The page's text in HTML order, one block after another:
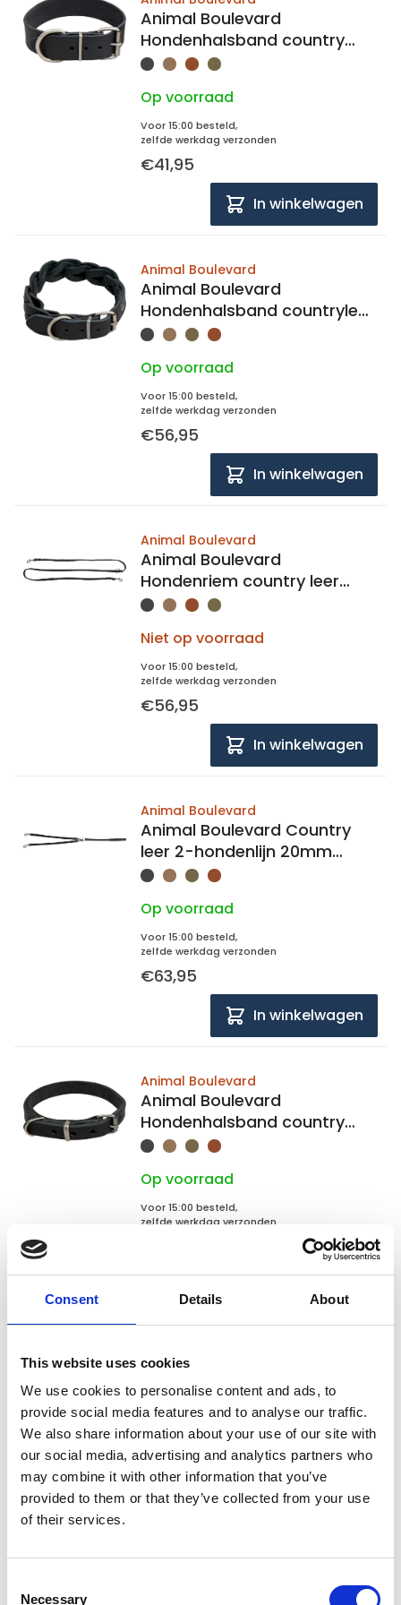
Consent Details About
This website uses cookies
We use cookies to personalise content and ads, to
provide social media features and to analyse our traffic.
We also share information about your use of our site with
our social media, advertising and analytics partners who
may combine it with other information that you’ve
provided to them or that they’ve collected from your use
of their services.
Necessary
Animal Boulevard
Hondenhalsband country
leer 40mm breed, 57-65cm
Op voorraad
Voor 15:00 besteld,
zelfde werkdag verzonden
€41,95
In winkelwagen
Animal Boulevard
Animal Boulevard
Hondenhalsband countryleer
gevlochten 25mm breed,
Op voorraad
Voor 15:00 besteld,
zelfde werkdag verzonden
€56,95
In winkelwagen
Animal Boulevard
Animal Boulevard
Hondenriem country leer
handenvrij 20mm breed,
Niet op voorraad
Voor 15:00 besteld,
zelfde werkdag verzonden
€56,95
In winkelwagen
Animal Boulevard
Animal Boulevard Country
leer 2-hondenlijn 20mm
breed, 105cm lang
Op voorraad
Voor 15:00 besteld,
zelfde werkdag verzonden
€63,95
In winkelwagen
Animal Boulevard
Animal Boulevard
Hondenhalsband country
leer 12mm breed, 21-27cm
Op voorraad
Voor 15:00 besteld,
zelfde werkdag verzonden
Animal Boulevard Fietsmand
voor aan het stuur
Niet op voorraad
Voor 15:00 besteld,
zelfde werkdag verzonden
In winkelwagen